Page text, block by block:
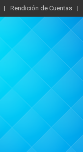
Rendición de Cuentas